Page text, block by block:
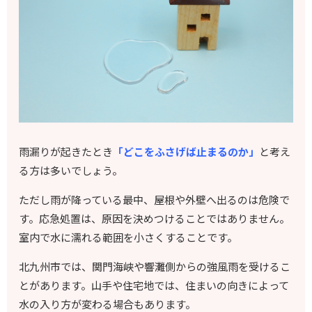
雨漏りが起きたとき 「どこをふさげば止まるのか」 と考え
る方は多いでしょう。
ただし雨が降っている最中、屋根や外壁へ出るのは危険で
す。応急処置は、原因を決めつけることではありません。
室内で水に濡れる範囲を小さくすることです。
北九州市では、関門海峡や響灘側からの強風雨を受けるこ
とがあります。山手や住宅地では、住まいの向きによって
水の入り方が変わる場合もあります。